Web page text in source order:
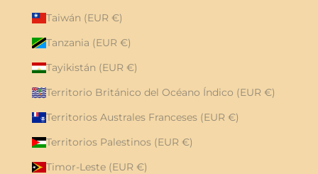
Taiwán (EUR €)
Tanzania (EUR €)
Tayikistán (EUR €)
Territorio Británico del Océano Índico (EUR €)
Territorios Australes Franceses (EUR €)
Territorios Palestinos (EUR €)
Timor-Leste (EUR €)